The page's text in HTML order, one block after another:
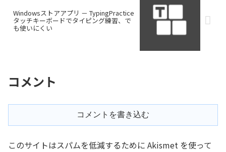
Windowsストアアプリ － TypingPractice
タッチキーボードでタイピング練習、で
も使いにくい
コメント
コメントを書き込む
このサイトはスパムを低減するために Akismet を使って